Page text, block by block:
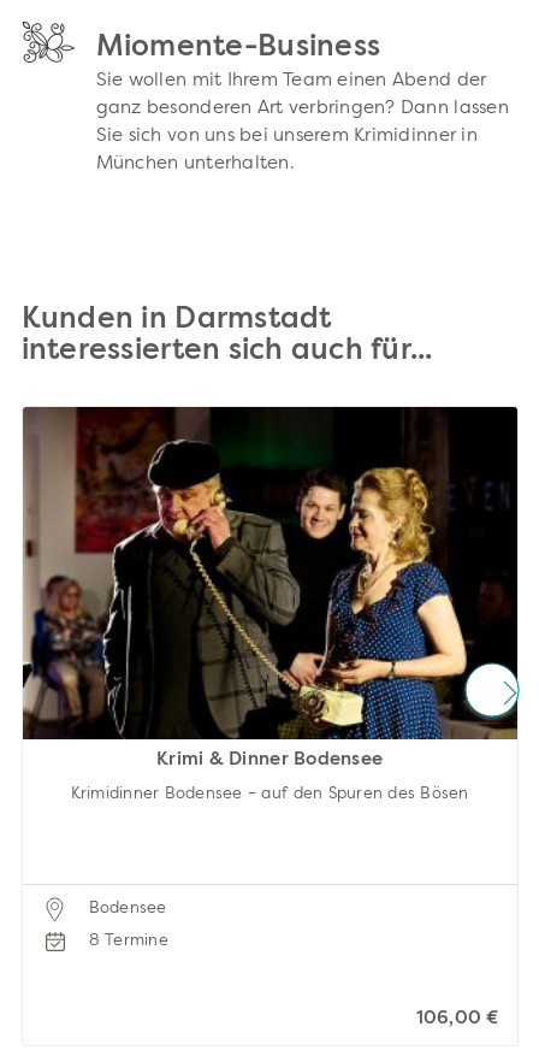
Miomente-Business
Sie wollen mit Ihrem Team einen Abend der
ganz besonderen Art verbringen? Dann lassen
Sie sich von uns bei unserem Krimidinner in
München unterhalten.
Kunden in Darmstadt
interessierten sich auch für...
Krimi & Dinner Bodensee
Krimidinner Bodensee – auf den Spuren des Bösen
Bodensee
8 Termine
106,00 €